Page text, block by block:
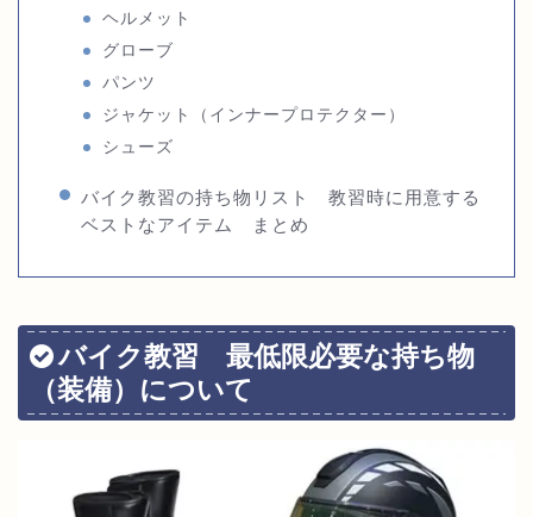
ヘルメット
グローブ
パンツ
ジャケット（インナープロテクター）
シューズ
バイク教習の持ち物リスト 教習時に用意する
ベストなアイテム まとめ
バイク教習 最低限必要な持ち物
（装備）について